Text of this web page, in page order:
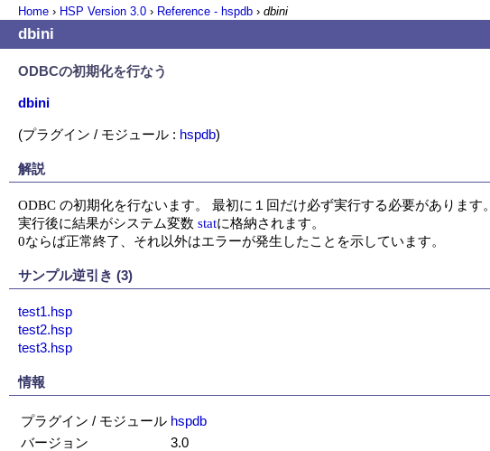
Home › HSP Version 3.0 › Reference - hspdb › dbini
dbini
ODBCの初期化を行なう
dbini
(プラグイン / モジュール : hspdb)
解説
ODBC の初期化を行ないます。 最初に１回だけ必ず実行する必要があります。
実行後に結果がシステム変数 statに格納されます。
0ならば正常終了、それ以外はエラーが発生したことを示しています。
サンプル逆引き (3)
test1.hsp
test2.hsp
test3.hsp
情報
プラグイン / モジュール hspdb
バージョン
3.0